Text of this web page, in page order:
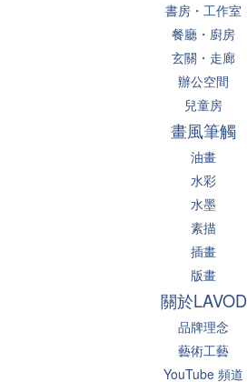
書房・工作室
餐廳・廚房
玄關・走廊
辦公空間
兒童房
畫風筆觸
油畫
水彩
水墨
素描
插畫
版畫
關於LAVOD
品牌理念
藝術工藝
YouTube 頻道